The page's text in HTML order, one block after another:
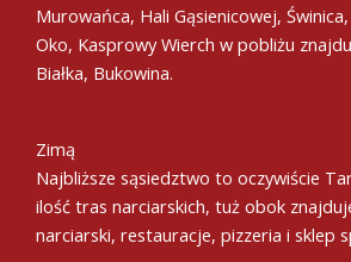
Murowańca, Hali Gąsienicowej,
Oko, Kasprowy Wierch w pobliżu
Białka, Bukowina.
Zimą
Najbliższe sąsiedztwo to oczywiście
ilość tras narciarskich, tuż obok
narciarski, restauracje, pizzeria i sklep